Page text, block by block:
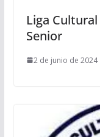
Liga
Senior
2 de junio de 2024